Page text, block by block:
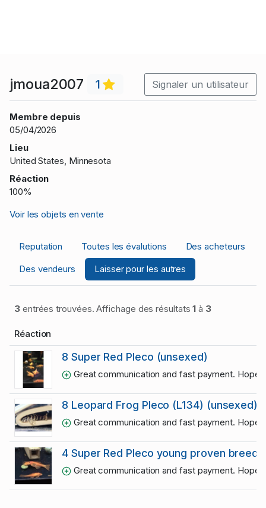
jmoua2007 1 Signaler un utilisateur
Membre depuis
05/04/2026
Lieu
United States, Minnesota
Réaction
100%
Voir les objets en vente
Reputation Toutes les évalutions
Des acheteurs
Des vendeurs
Laisser pour les autres
3entrées trouvées. Affichage des résultats1 à 3
Réaction
8 Super Red Pleco (unsexed)
Great communication and fast payment. Hope
8 Leopard Frog Pleco (L134) (unsexed)
Great communication and fast payment. Hope
4 Super Red Pleco young proven
Great communication and fast payment. Hope